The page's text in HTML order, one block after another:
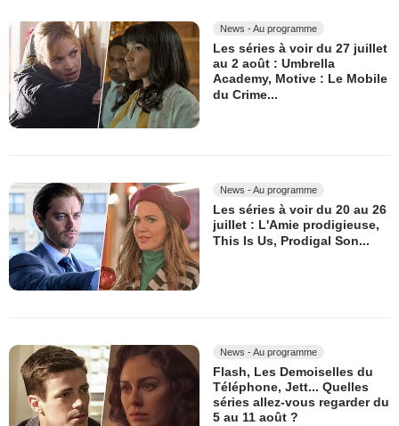
News - Au programme
Les séries à voir du 27 juillet
au 2 août : Umbrella
Academy, Motive : Le Mobile
du Crime...
News - Au programme
Les séries à voir du 20 au 26
juillet : L'Amie prodigieuse,
This Is Us, Prodigal Son...
News - Au programme
Flash, Les Demoiselles du
Téléphone, Jett... Quelles
séries allez-vous regarder du
5 au 11 août ?